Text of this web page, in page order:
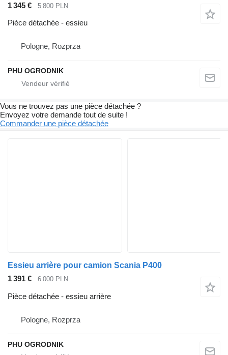
1 345 €
5 800 PLN
Pièce détachée - essieu
Pologne, Rozprza
PHU OGRODNIK
Vous ne trouvez pas une pièce détachée ?
Envoyez votre demande tout de suite !
Commander une pièce détachée
Essieu arrière pour camion Scania P400
1 391 €
6 000 PLN
Pièce détachée - essieu arrière
Pologne, Rozprza
PHU OGRODNIK